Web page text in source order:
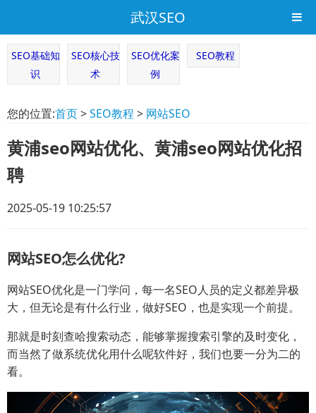
武汉SEO
SEO基础知
识
SEO核心技
术
SEO优化案
例
SEO教程
您的位置:首页>SEO教程 > 网站SEO
黄浦seo网站优化、黄浦seo网站优化招
聘
2025-05-19 10:25:57
网站SEO怎么优化?
网站SEO优化是一门学问，每一名SEO人员的定义都差异极
大，但无论是有什么行业，做好SEO，也是实现一个前提。
那就是时刻查哈搜索动态，能够掌握搜索引擎的及时变化，
而当然了做系统优化用什么呢软件好，我们也要一分为二的
看。